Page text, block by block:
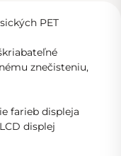
PET
znečisteniu,
farieb displeja
displej